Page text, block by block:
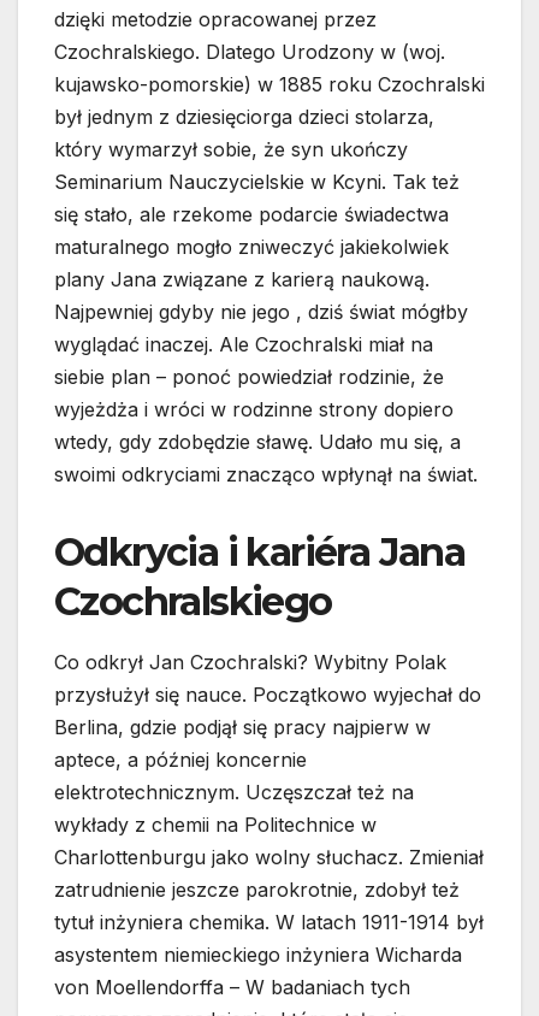
dzięki metodzie opracowanej przez
Czochralskiego. Dlatego Urodzony w (woj.
kujawsko-pomorskie) w 1885 roku Czochralski
był jednym z dziesięciorga dzieci stolarza,
który wymarzył sobie, że syn ukończy
Seminarium Nauczycielskie w Kcyni. Tak też
się stało, ale rzekome podarcie świadectwa
maturalnego mogło zniweczyć jakiekolwiek
plany Jana związane z karierą naukową.
Najpewniej gdyby nie jego , dziś świat mógłby
wyglądać inaczej. Ale Czochralski miał na
siebie plan – ponoć powiedział rodzinie, że
wyjeżdża i wróci w rodzinne strony dopiero
wtedy, gdy zdobędzie sławę. Udało mu się, a
swoimi odkryciami znacząco wpłynął na świat.
Odkrycia i kariéra Jana
Czochralskiego
Co odkrył Jan Czochralski? Wybitny Polak
przysłużył się nauce. Początkowo wyjechał do
Berlina, gdzie podjął się pracy najpierw w
aptece, a później koncernie
elektrotechnicznym. Uczęszczał też na
wykłady z chemii na Politechnice w
Charlottenburgu jako wolny słuchacz. Zmieniał
zatrudnienie jeszcze parokrotnie, zdobył też
tytuł inżyniera chemika. W latach 1911-1914 był
asystentem niemieckiego inżyniera Wicharda
von Moellendorffa – W badaniach tych